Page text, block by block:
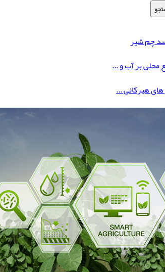
سد چم شیر
محلی بر آب و ...
هیرکانی ...